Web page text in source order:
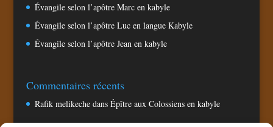
Évangile selon l’apôtre Marc en kabyle
Évangile selon l’apôtre Luc en langue Kabyle
Évangile selon l’apôtre Jean en kabyle
Commentaires récents
Rafik melikechedans Épître aux Colossiens en kabyle